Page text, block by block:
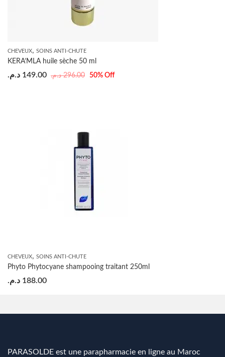
CHEVEUX, SOINS ANTI-CHUTE
KERA’MLA huile sèche 50 ml
296.00 د.م. 149.00 د.م. 50% Off
CHEVEUX, SOINS ANTI-CHUTE
Phyto Phytocyane shampooing traitant 250ml
188.00 د.م.
PARASOLDE est une parapharmacie en ligne au Maroc